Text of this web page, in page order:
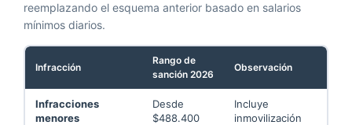
reemplazando el esquema anterior basado en salarios
mínimos diarios.
Infracción
Rango de
sanción 2026
Observación
Infracciones
menores
Desde
$488.400
Incluye
inmovilización